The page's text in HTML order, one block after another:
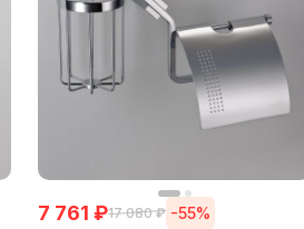
7 761 ₽17 080 ₽ -55%